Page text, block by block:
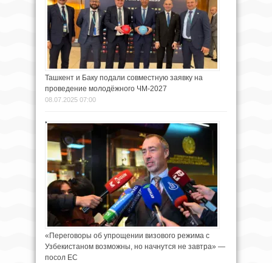
Ташкент и Баку подали совместную заявку на
проведение молодёжного ЧМ-2027
08.07.2025 07:00
«Переговоры об упрощении визового режима с
Узбекистаном возможны, но начнутся не завтра» —
посол ЕС